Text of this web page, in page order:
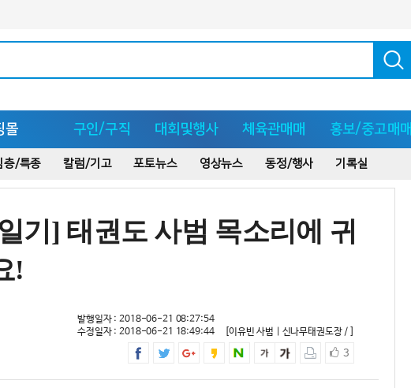
몰 구인/구직 대회및행사 체육관매매 홍보/중고매매
층/특종 칼럼/기고 포토뉴스 영상뉴스 동정/행사 기록실
기] 태권도 사범 목소리에 귀
!
발행일자 : 2018-06-21 08:27:54
수정일자 : 2018-06-21 18:49:44
[이유빈 사범 | 신나무태권도장 / ]
3